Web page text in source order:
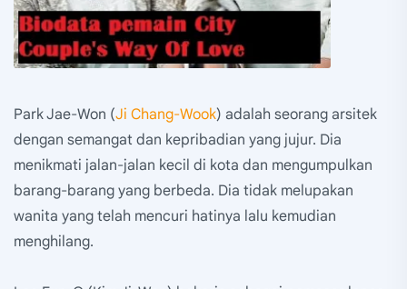
Park Jae-Won (Ji Chang-Wook) adalah seorang arsitek
dengan semangat dan kepribadian yang jujur. Dia
menikmati jalan-jalan kecil di kota dan mengumpulkan
barang-barang yang berbeda. Dia tidak melupakan
wanita yang telah mencuri hatinya lalu kemudian
menghilang.